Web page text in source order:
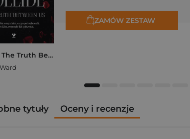
Collide. The Truth Between Us
ZAMÓW ZESTAW
tytuły Oceny i recenzje